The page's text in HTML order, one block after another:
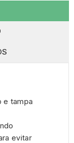
e tampa
evitar